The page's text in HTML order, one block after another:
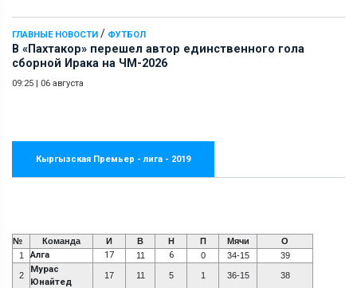
ГЛАВНЫЕ НОВОСТИ / ФУТБОЛ
В «Пахтакор» перешел автор единственного гола
сборной Ирака на ЧМ-2026
09:25 | 06 августа
Кыргызская Премьер - лига - 2019
№ Команда И В Н П Мячи
О
1
Алга 17 11 6 0 34-15 39
2
Мурас
Юнайтед
17 11 5 1 36-15 38